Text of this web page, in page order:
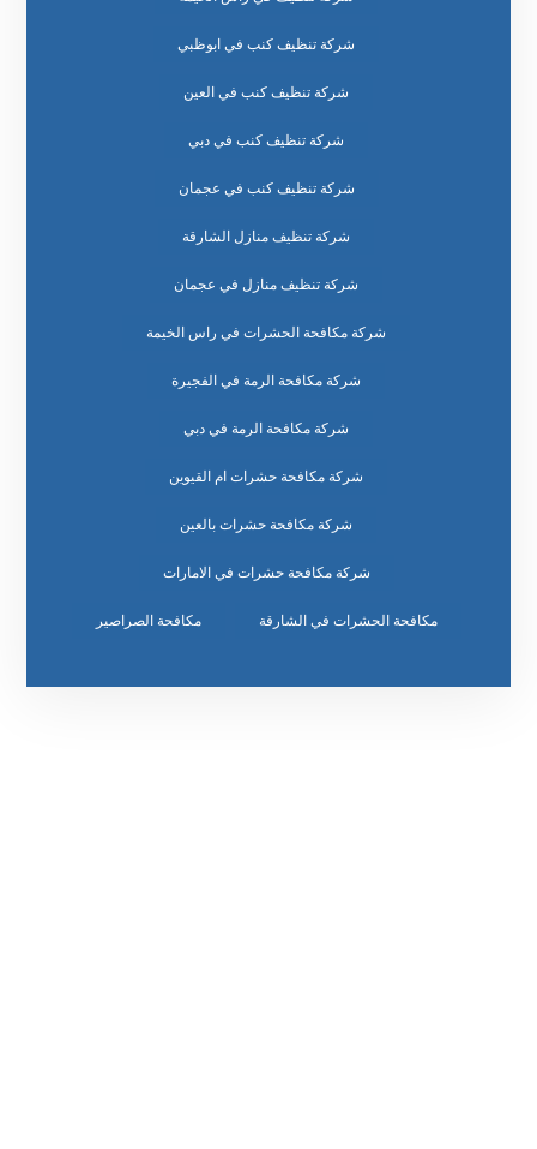
شركة تنظيف كنب في ابوظبي
شركة تنظيف كنب في العين
شركة تنظيف كنب في دبي
شركة تنظيف كنب في عجمان
شركة تنظيف منازل الشارقة
شركة تنظيف منازل في عجمان
شركة مكافحة الحشرات في راس الخيمة
شركة مكافحة الرمة في الفجيرة
شركة مكافحة الرمة في دبي
شركة مكافحة حشرات ام القيوين
شركة مكافحة حشرات بالعين
شركة مكافحة حشرات في الامارات
مكافحة الحشرات في الشارقة مكافحة الصراصير